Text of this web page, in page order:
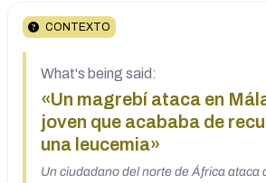
CONTEXTO
What's being said:
«Un magrebí ataca en
joven que acababa de
una leucemia»
Un ciudadano del norte de África ataca